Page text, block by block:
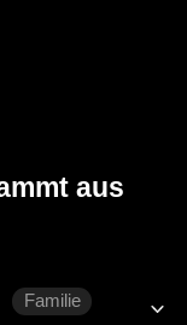
aus
Familie